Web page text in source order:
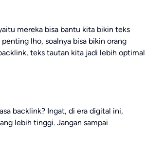
mereka bisa bantu kita bikin teks
lho, soalnya bisa bikin orang
teks tautan kita jadi lebih optimal
backlink? Ingat, di era digital ini,
lebih tinggi. Jangan sampai